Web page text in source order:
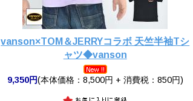
vanson×TOM＆JERRYコラボ 天竺半袖Tシ
ャツ◆vanson
9,350円(本体価格：8,500円 + 消費税：850円)